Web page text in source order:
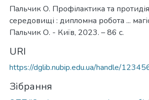
Пальчик О. Профілактика та
середовищі : дипломна робота ...
Пальчик О. - Київ, 2023. – 86 с.
URI
https://dglib.nubip.edu.ua/handle/
Зібрання